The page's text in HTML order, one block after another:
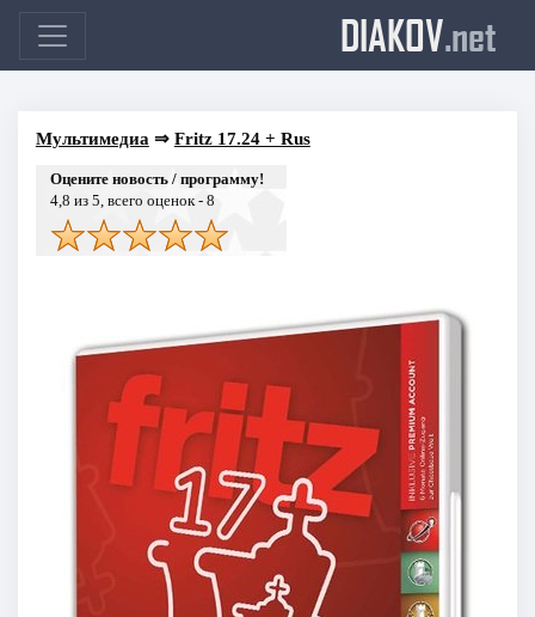
DIAKOV.net
Мультимедиа ⇒ Fritz 17.24 + Rus
Оцените новость / программу!
4,8 из 5, всего оценок - 8